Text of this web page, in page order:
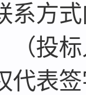
系方
（投
代表